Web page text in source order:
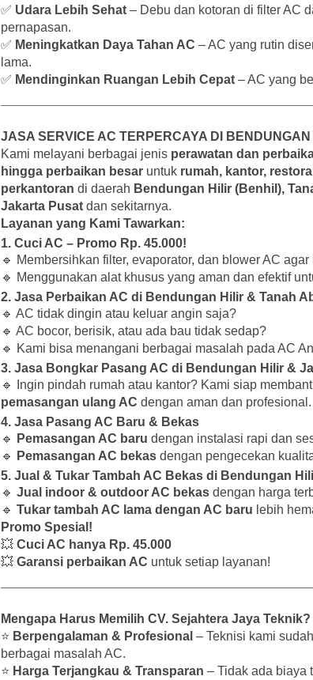
✅ Udara Lebih Sehat – Debu dan kotoran di filter AC
pernapasan.
✅ Meningkatkan Daya Tahan AC – AC yang rutin
lama.
✅ Mendinginkan Ruangan Lebih Cepat – AC yang
JASA SERVICE AC TERPERCAYA DI
Kami melayani berbagai jenis perawatan dan
hingga perbaikan besar untuk rumah, kantor,
perkantoran di daerah Bendungan Hilir (Benhil),
Jakarta Pusat dan sekitarnya.
Layanan yang Kami Tawarkan:
1. Cuci AC – Promo Rp. 45.000!
🔹 Membersihkan filter, evaporator, dan blower AC
🔹 Menggunakan alat khusus yang aman dan efektif
2. Jasa Perbaikan AC di Bendungan Hilir & Tanah
🔹 AC tidak dingin atau keluar angin saja?
🔹 AC bocor, berisik, atau ada bau tidak sedap?
🔹 Kami bisa menangani berbagai masalah pada AC
3. Jasa Bongkar Pasang AC di Bendungan Hilir &
🔹 Ingin pindah rumah atau kantor? Kami siap
pemasangan ulang AC dengan aman dan profesional.
4. Jasa Pasang AC Baru & Bekas
🔹
Pemasangan AC baru dengan instalasi rapi dan
🔹
Pemasangan AC bekas dengan pengecekan
5. Jual & Tukar Tambah AC Bekas di Bendungan
🔹 Jual indoor & outdoor AC bekas dengan harga
🔹 Tukar tambah AC lama dengan AC baru lebih
Promo Spesial!
💥 Cuci AC hanya Rp. 45.000
💥 Garansi perbaikan AC untuk setiap layanan!
Mengapa Harus Memilih CV. Sejahtera Jaya Teknik?
⭐ Berpengalaman & Profesional – Teknisi kami
berbagai masalah AC.
⭐ Harga Terjangkau & Transparan – Tidak ada biaya